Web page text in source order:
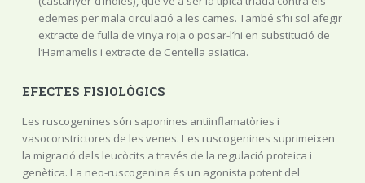
edemes per mala circulació a les cames. També s’hi sol afegir
extracte de fulla de vinya roja o posar-l’hi en substitució de
l’Hamamelis i extracte de Centella asiatica.
EFECTES FISIOLÒGICS
Les ruscogenines són saponines antiinflamatòries i
vasoconstrictores de les venes. Les ruscogenines suprimeixen
la migració dels leucòcits a través de la regulació proteica i
genètica. La neo-ruscogenina és un agonista potent del